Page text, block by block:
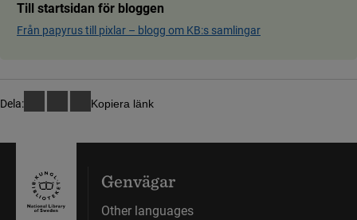
Till startsidan för bloggen
Från papyrus till pixlar ­– blog­g om KB:s samling­ar
Dela: Kopiera länk
Genvägar
Other languages